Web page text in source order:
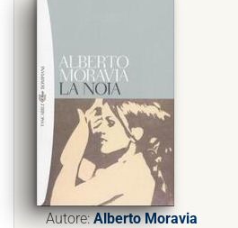
Autore:Alberto Moravia